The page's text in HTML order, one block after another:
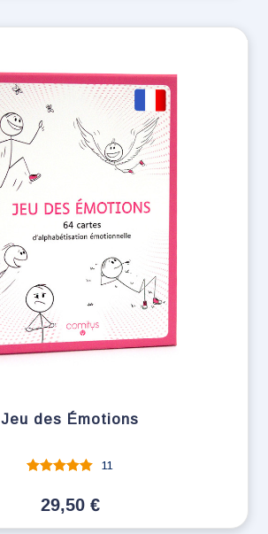
Jeu des Émotions
11
29,50€